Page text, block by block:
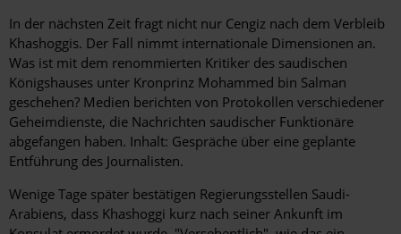
In der nächsten Zeit fragt nicht nur Cengiz nach dem Verbleib
Khashoggis. Der Fall nimmt internationale Dimensionen an.
Was ist mit dem renommierten Kritiker des saudischen
Königshauses unter Kronprinz Mohammed bin Salman
geschehen? Medien berichten von Protokollen verschiedener
Geheimdienste, die Nachrichten saudischer Funktionäre
abgefangen haben. Inhalt: Gespräche über eine geplante
Entführung des Journalisten.
Wenige Tage später bestätigen Regierungsstellen Saudi-
Arabiens, dass Khashoggi kurz nach seiner Ankunft im